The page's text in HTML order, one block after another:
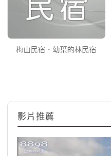
梅山民宿．幼葉的林民宿
影片推薦